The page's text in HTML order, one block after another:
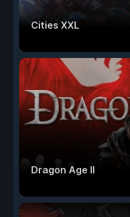
Cities XXL
Dragon Age II